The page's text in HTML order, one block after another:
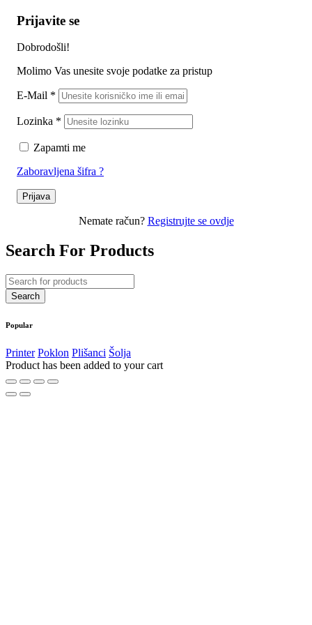
Prijavite se
Dobrodošli!
Molimo Vas unesite svoje podatke za pristup
E-Mail *
Lozinka *
Zapamti me
Zaboravljena šifra ?
Prijava
Nemate račun? Registrujte se ovdje
Search For Products
Popular
Printer Poklon Plišanci Šolja
Product has been added to your cart